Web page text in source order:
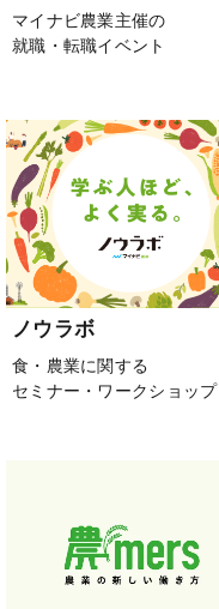
マイナビ農業主催の
就職・転職イベント
ノウラボ
食・農業に関する
セミナー・ワークショップ